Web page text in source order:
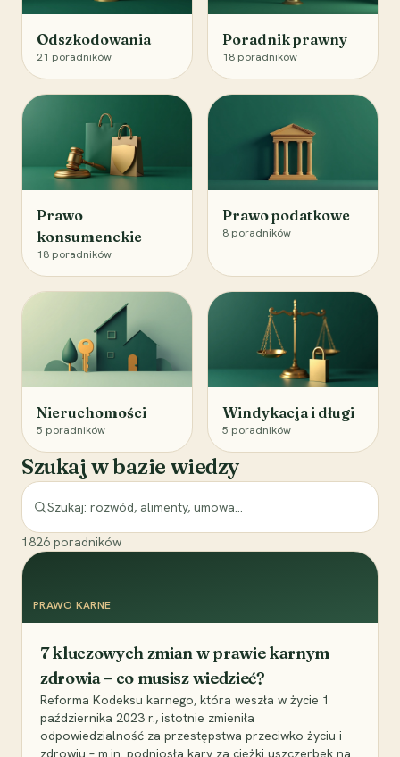
Odszkodowania
21 poradników
Poradnik prawny
18 poradników
Prawo
konsumenckie
18 poradników
Prawo podatkowe
8 poradników
Nieruchomości
5 poradników
Windykacja i długi
5 poradników
Szukaj w bazie wiedzy
1826 poradników
PRAWO KARNE
7 kluczowych zmian w prawie karnym
zdrowia – co musisz wiedzieć?
Reforma Kodeksu karnego, która weszła w życie 1
października 2023 r., istotnie zmieniła
odpowiedzialność za przestępstwa przeciwko życiu i
zdrowiu – m.in. podniosła kary za ciężki uszczerbek na